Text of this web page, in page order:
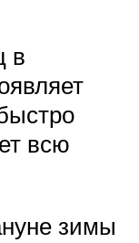
в
всю
зимы